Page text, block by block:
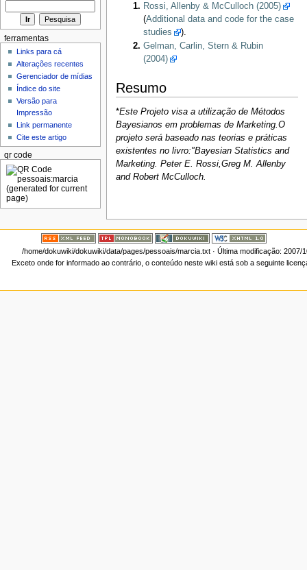
Rossi, Allenby & McCulloch (2005)
(Additional data and code for the case
studies
).
Gelman, Carlin, Stern & Rubin
(2004)
Resumo
*Este Projeto visa a utilização de Métodos
Bayesianos em problemas de Marketing.O
projeto será baseado nas teorias e práticas
existentes no livro:"Bayesian Statistics and
Marketing. Peter E. Rossi,Greg M. Allenby
and Robert McCulloch.
ferramentas
Links para cá
Alterações recentes
Gerenciador de mídias
Índice do site
Versão para
Impressão
Link permanente
Cite este artigo
qr code
/home/dokuwiki/dokuwiki/data/pages/pessoais/marcia.txt· Última modificação: 2007/
Exceto onde for informado ao contrário, o conteúdo neste wiki está sob a seguinte